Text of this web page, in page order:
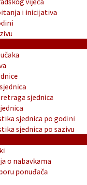
i inicijativa
sjednica
sjednica po godini
sjednica po sazivu
o nabavkama
ponuđača